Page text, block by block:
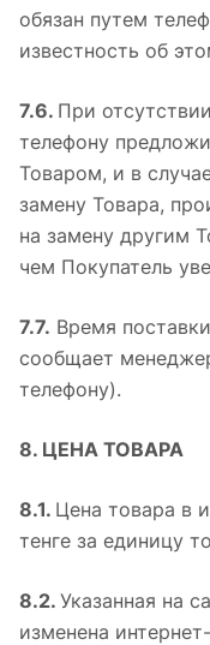
обязан путем
известность об
7.6. При
телефону
Товаром, и в
замену Товара,
на замену другим
чем Покупатель
7.7. Время
сообщает
телефону).
8. ЦЕНА ТОВАРА
8.1. Цена товара в
тенге за единицу
8.2. Указанная на
изменена